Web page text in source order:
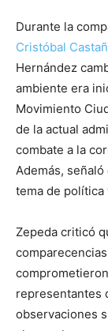
Durante la
Cristóbal
Hernández
ambiente era
Movimiento
de la actual
combate a la
Además,
tema de política
Zepeda criticó
representantes
observaciones